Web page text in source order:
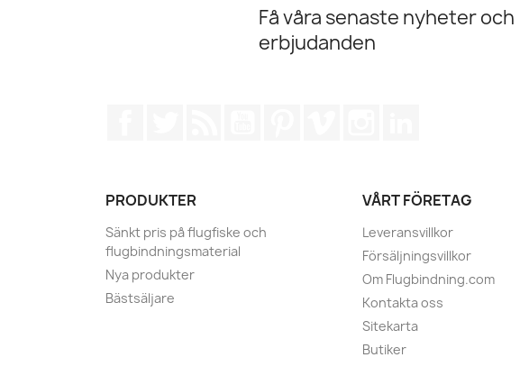
Få våra senaste nyheter och
erbjudanden
PRODUKTER
Sänkt pris på flugfiske och
flugbindningsmaterial
Nya produkter
Bästsäljare
VÅRT FÖRETAG
Leveransvillkor
Försäljningsvillkor
Om Flugbindning.com
Kontakta oss
Sitekarta
Butiker